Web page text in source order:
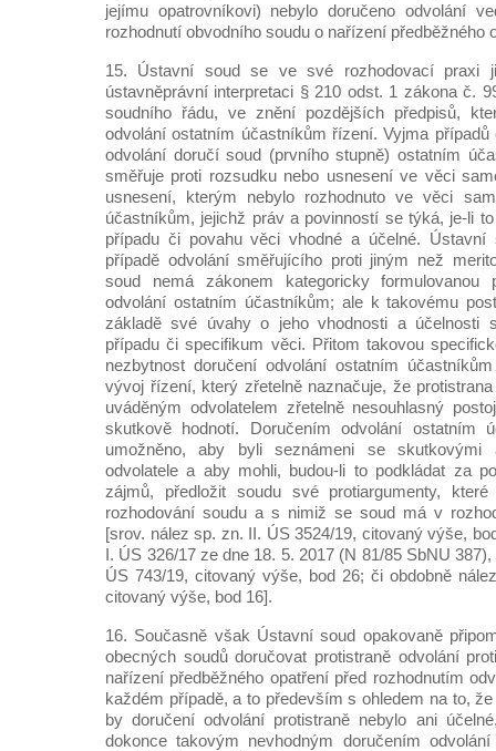
jejímu opatrovníkovi) nebylo doručeno odvolání
rozhodnutí obvodního soudu o nařízení předběžného
15. Ústavní soud se ve své rozhodovací praxi
ústavněprávní interpretaci § 210 odst. 1 zákona č.
soudního řádu, ve znění pozdějších předpisů,
odvolání ostatním účastníkům řízení. Vyjma případů
odvolání doručí soud (prvního stupně) ostatním
směřuje proti rozsudku nebo usnesení ve věci
usnesení, kterým nebylo rozhodnuto ve věci
účastníkům, jejichž práv a povinností se týká, je-li
případu či povahu věci vhodné a účelné. Ústavní
případě odvolání směřujícího proti jiným než
soud nemá zákonem kategoricky formulovanou
odvolání ostatním účastníkům; ale k takovému
základě své úvahy o jeho vhodnosti a účelnosti
případu či specifikum věci. Přitom takovou
nezbytnost doručení odvolání ostatním
vývoj řízení, který zřetelně naznačuje, že
uváděným odvolatelem zřetelně nesouhlasný
skutkově hodnotí. Doručením odvolání ostatním
umožněno, aby byli seznámeni se skutkovými
odvolatele a aby mohli, budou-li to podkládat za
zájmů, předložit soudu své protiargumenty,
rozhodování soudu a s nimiž se soud má v
[srov. nález sp. zn. II. ÚS 3524/19, citovaný výše,
I. ÚS 326/17 ze dne 18. 5. 2017 (N 81/85 SbNU
ÚS 743/19, citovaný výše, bod 26; či obdobně
citovaný výše, bod 16].
16. Současně však Ústavní soud opakovaně
obecných soudů doručovat protistraně odvolání
nařízení předběžného opatření před rozhodnutím
každém případě, a to především s ohledem na to,
by doručení odvolání protistraně nebylo ani
dokonce takovým nevhodným doručením